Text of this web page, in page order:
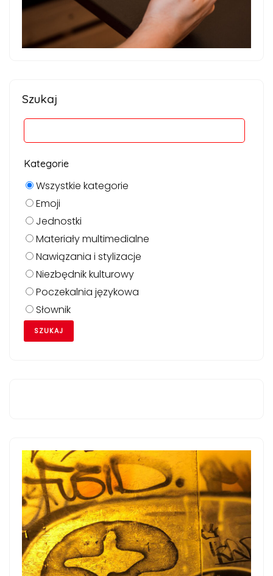
Szukaj
Kategorie
Wszystkie kategorie
Emoji
Jednostki
Materiały multimedialne
Nawiązania i stylizacje
Niezbędnik kulturowy
Poczekalnia językowa
Słownik